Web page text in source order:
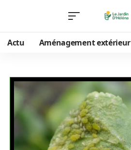
Actu Aménagement extérieur